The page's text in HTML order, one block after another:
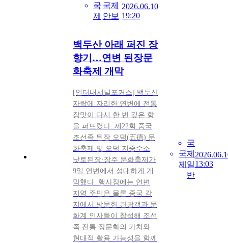
국
제
국제
안보
2026.06.10
19:20
백두산 아래 퍼진 장
향기…연변 된장문
화축제 개막
[인터내셔널포커스] 백두산
자락에 자리한 연변에 전통
장맛이 다시 한 번 깊은 향
을 퍼뜨렸다. 제22회 중국
조선족 된장 오덕(五德) 문
화축제 및 오덕 저중수소
낫토된장·장주 문화축제가
9일 연변에서 성대하게 개
막했다. 행사장에는 연변
지역 주민은 물론 중국 각
지에서 방문한 관광객과 문
화계 인사들이 참석해 조선
족 전통 장문화의 가치와
현대적 활용 가능성을 함께
국
제
국
제
일
반
13:03